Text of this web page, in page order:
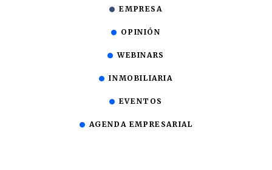
EMPRESA
OPINIÓN
WEBINARS
INMOBILIARIA
EVENTOS
AGENDA EMPRESARIAL